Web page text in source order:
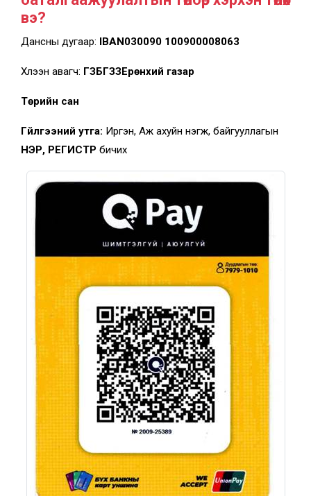
вэ?
Дансны дугаар: IBAN030090 100900008063
Хүлээн авагч: ГЗБГЗЗЕрөнхий газар
Төрийн сан
Гүйлгээний утга: Иргэн, Аж ахуйн нэгж, байгууллагын
НЭР, РЕГИСТР бичих